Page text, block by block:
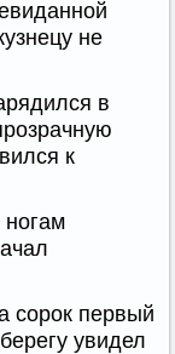
не
в
к
сорок первый
увидел